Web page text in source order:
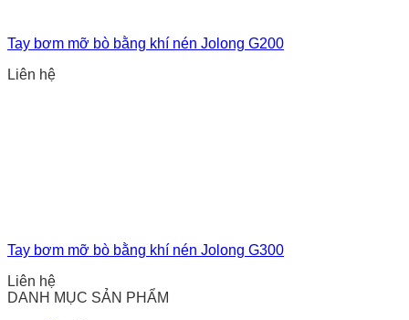
Tay bơm mỡ bò bằng khí nén Jolong G200
Liên hệ
Tay bơm mỡ bò bằng khí nén Jolong G300
Liên hệ
DANH MỤC SẢN PHẨM